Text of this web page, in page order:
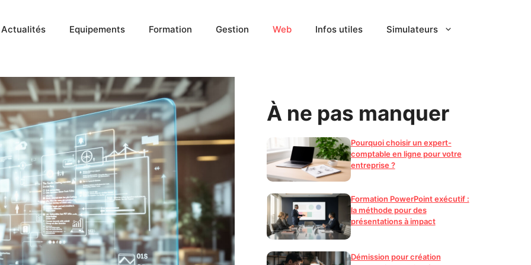
Actualités Equipements Formation Gestion Web Infos utiles Simulateurs
À ne pas manquer
Pourquoi choisir un expert-
comptable en ligne pour votre
entreprise ?
Formation PowerPoint exécutif :
la méthode pour des
présentations à impact
Démission pour création